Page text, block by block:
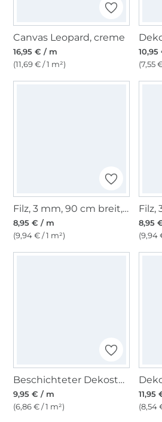
Canvas Leopard, creme
16,95 € / m
(11,69 € / 1 m²)
(7,55
Filz, 3 mm, 90 cm breit, anthrazit
8,95 € / m
(9,94 € / 1 m²)
8,95
(9,94
Beschichteter Dekostoff Canvas. natur
9,95 € / m
(6,86 € / 1 m²)
11,95
(8,54